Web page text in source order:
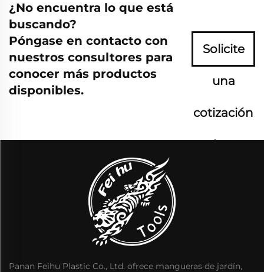
¿No encuentra lo que está
buscando?
Póngase en contacto con
nuestros consultores para
conocer más productos
disponibles.
Solicite
una
cotización
ahora
Panan Feihu Plastic Co., Ltd. ofrece mangueras de jardín,